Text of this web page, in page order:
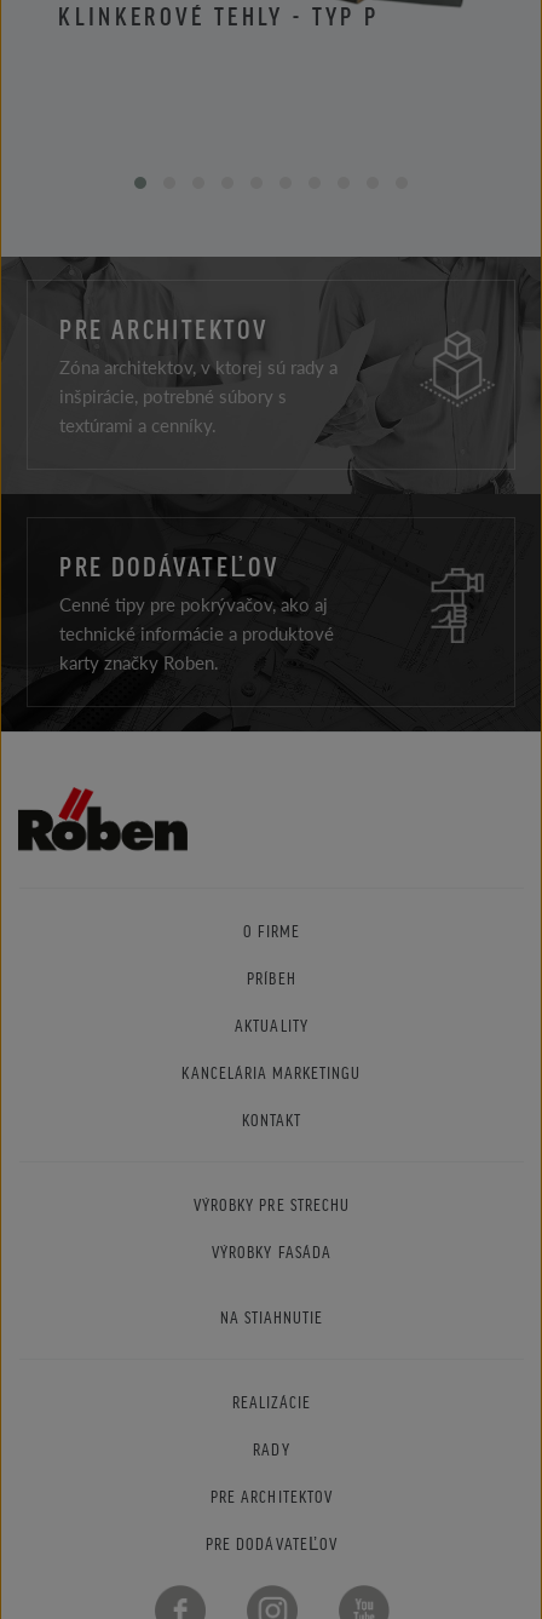
KLINKEROVÉ TEHLY - TYP P
PRE ARCHITEKTOV
Zóna architektov, v ktorej sú rady a
inšpirácie, potrebné súbory s
textúrami a cenníky.
PRE DODÁVATEĽOV
Cenné tipy pre pokrývačov, ako aj
technické informácie a produktové
karty značky Roben.
O FIRME
PRÍBEH
AKTUALITY
KANCELÁRIA MARKETINGU
KONTAKT
VÝROBKY PRE STRECHU
VÝROBKY FASÁDA
NA STIAHNUTIE
REALIZÁCIE
RADY
PRE ARCHITEKTOV
PRE DODÁVATEĽOV